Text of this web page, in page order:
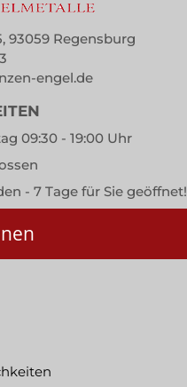
93059 Regensburg
engel.de
09:30 - 19:00 Uhr
- 7 Tage für Sie geöffnet!